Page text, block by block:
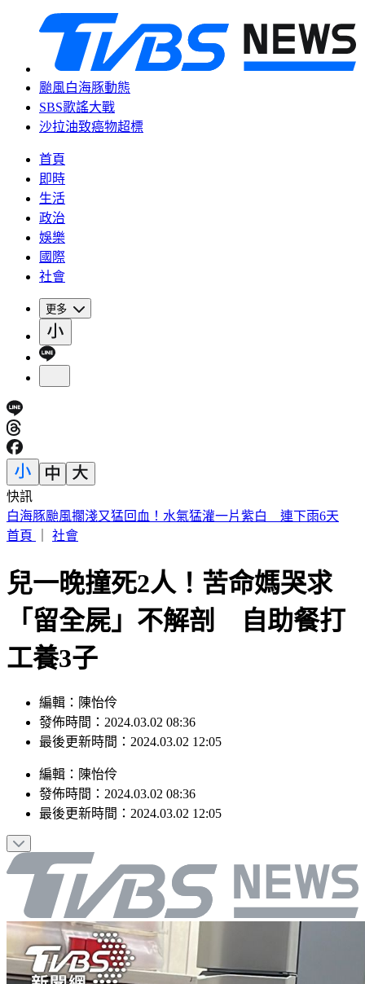
颱風白海豚動態
SBS歌謠大戰
沙拉油致癌物超標
首頁
即時
生活
政治
娛樂
國際
社會
更多
快訊
提醒國一新生守秩序！台中女師遭「掃把刺眼重傷」恐失明
首頁
社會
兒一晚撞死2人！苦命媽哭求
「留全屍」不解剖 自助餐打
工養3子
編輯：陳怡伶
發佈時間：2024.03.02 08:36
最後更新時間：2024.03.02 12:05
編輯 ： 陳怡伶
發佈時間： 2024.03.02 08:36
最後更新時間： 2024.03.02 12:05